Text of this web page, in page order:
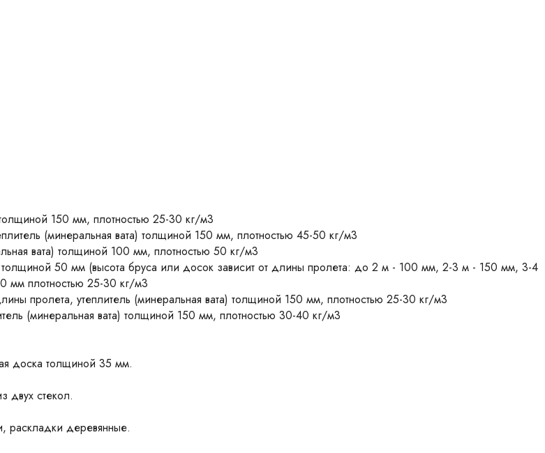
150 мм, плотностью 25-30 кг/м3
(минеральная вата) толщиной 150 мм, плотностью 45-50 кг/м3
вата) толщиной 100 мм, плотностью 50 кг/м3
50 мм (высота бруса или досок зависит от длины пролета: до 2 м - 100 мм, 2-3 м - 150 мм, 3-4
плотностью 25-30 кг/м3
пролета, утеплитель (минеральная вата) толщиной 150 мм, плотностью 25-30 кг/м3
(минеральная вата) толщиной 150 мм, плотностью 30-40 кг/м3
доска толщиной 35 мм.
двух стекол.
раскладки деревянные.